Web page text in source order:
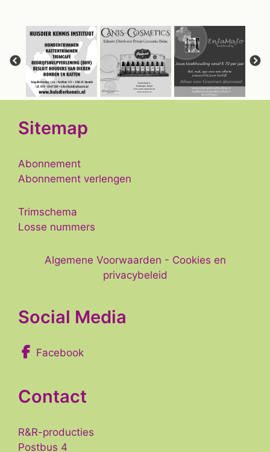
Sitemap
Abonnement
Abonnement verlengen
Trimschema
Losse nummers
Algemene Voorwaarden - Cookies en
privacybeleid
Social Media
Facebook
Contact
R&R-producties
Postbus 4